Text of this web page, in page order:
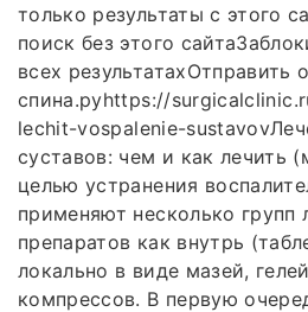
только результаты с этого
поиск без этого
всех результатахОтправить
спина.руhttps://
lechit-vospalenie-
суставов: чем и как лечить
целью устранения
применяют несколько групп
препаратов как внутрь
локально в виде мазей,
компрессов. В первую